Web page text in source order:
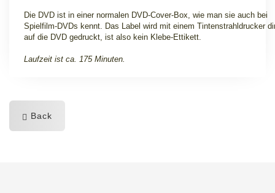
Die DVD ist in einer normalen DVD-Cover-Box, wie man sie auch bei
Spielfilm-DVDs kennt. Das Label wird mit einem Tintenstrahldrucker
auf die DVD gedruckt, ist also kein Klebe-Ettikett.
Laufzeit ist ca. 175 Minuten.
Back